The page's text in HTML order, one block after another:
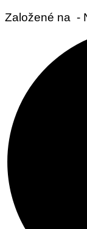
Založené na -